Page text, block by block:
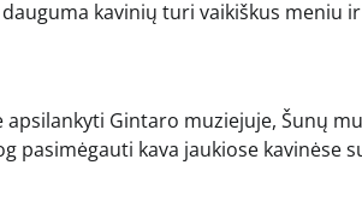
kavinių turi vaikiškus meniu
Gintaro muziejuje, Šunų
pasimėgauti kava jaukiose kavinėse